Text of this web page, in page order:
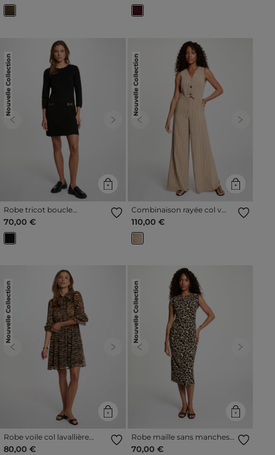
Nouvelle Collection
Previous Next
Robe tricot boucle
manches longues noir
femme
70,00 €
Nouvelle Collection
Previous Next
Combinaison rayée col v
taupe femme
110,00 €
Nouvelle Collection
Previous Next
Robe voile col lavallière
multicolore femme
80,00 €
Nouvelle Collection
Previous Next
Robe maille sans manches
multicolore femme
70,00 €